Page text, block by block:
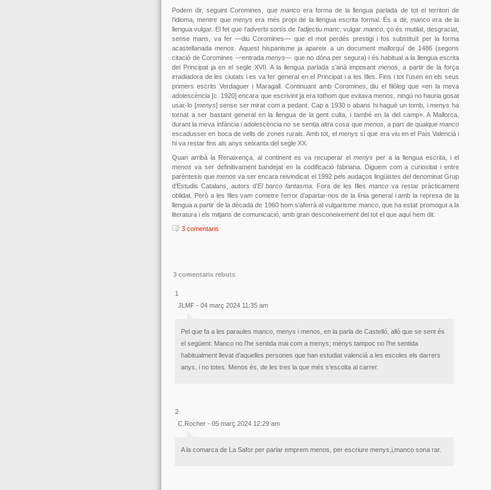
Podem dir, seguint Coromines, que mancoera forma de la llengua parlada de tot el territori de
l’idioma, mentre que menys era més propi de la llengua escrita formal. És a dir, manco era de la
llengua vulgar. El fet que l’adverbi sortís de l’adjectiu manc , vulgar manco, ço és mutilat, desgraciat,
sense mans, va fer —diu Coromines— que el mot perdés prestigi i fos substituït per la forma
acastellanadamenos
. Aquest hispanisme ja apareix a un document mallorquí de 1486 (segons
citació de Coromines —entrada menys— que no dóna per segura) i és habitual a la llengua escrita
del Principat ja en el segle XVII. A la llengua parlada s’anà imposantmenos , a partir de la força
irradiadora de les ciutats i es va fer general en el Principat i a les Illes. Fins i tot l’usen en els seus
primers escrits Verdaguer i Maragall. Continuant amb Coromines, diu el filòleg que «en la meva
adolescència [c. 1920] encara que escrivint ja era tothom que evitavamenos
, ningú no hauria gosat
usar-lo [menys] sense ser mirat com a pedant. Cap a 1930 o abans hi hagué un tomb, imenys ha
tornat a ser bastant general en la llengua de la gent culta, i també en la del camp». A Mallorca,
durant la meva infància i adolescència no se sentia altra cosa que menos , a part de qualquemanco
escadusser en boca de vells de zones rurals. Amb tot, el menys sí que era viu en el País Valencià i
hi va restar fins als anys seixanta del segle XX.
Quan arribà la Renaixença, al continent es va recuperar el menys per a la llengua escrita, i el
menos va ser definitivament bandejat en la codificació fabriana. Diguem com a curiositat i entre
parèntesis quemenos va ser encara reivindicat el 1992 pels audaços lingüistes del denominat Grup
d’Estudis Catalans, autors d’El barco fantasma . Fora de les Illes manco va restar pràcticament
oblidat. Però a les Illes vam cometre l’error d’apartar-nos de la línia general i amb la represa de la
llengua a partir de la dècada de 1960 hom s’aferrà al vulgarisme manco, que ha estat promogut a la
literatura i els mitjans de comunicació, amb gran desconeixement del tot el que aquí hem dit.
3 comentaris
3 comentaris rebuts
1
JLMF - 04 març 2024 11:35 am
Pel que fa a les paraules manco, menys i menos, en la parla de Castelló, allò que se sent és
el següent: Manco no l’he sentida mai com a menys; menys tampoc no l’he sentida
habitualment llevat d’aquelles persones que han estudiat valenciá a les escoles els darrers
anys, i no totes. Menos és, de les tres la que més s’escolta al carrer.
2
C.Rocher - 05 març 2024 12:29 am
A la comarca de La Safor per parlar emprem menos, per escriure menys,i,manco sona rar.